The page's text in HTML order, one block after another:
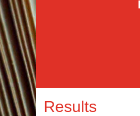
Results